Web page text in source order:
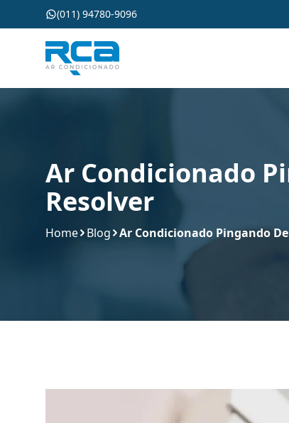
(011) 94780-9096
Ar Condicionado
Resolver
Home Blog Ar Condicionado Pingando